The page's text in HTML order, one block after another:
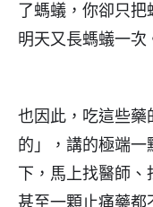
了螞蟻，你卻只
明天又長螞蟻一次
也因此，吃這些藥
的」，講的極端
下，馬上找醫師
甚至一顆止痛藥